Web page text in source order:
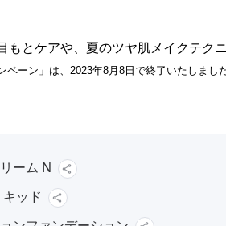
とケアや、夏のツヤ肌メイクテク
ーン」は、2023年8月8日で終了いたしました
ーム N
ッド